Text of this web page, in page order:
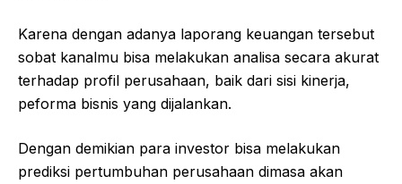
Karena dengan adanya laporang keuangan tersebut
sobat kanalmu bisa melakukan analisa secara akurat
terhadap profil perusahaan, baik dari sisi kinerja,
peforma bisnis yang dijalankan.
Dengan demikian para investor bisa melakukan
prediksi pertumbuhan perusahaan dimasa akan